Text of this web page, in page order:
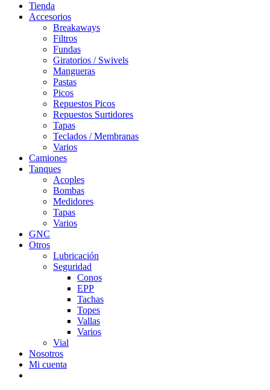
Tienda
Accesorios
Breakaways
Filtros
Fundas
Giratorios / Swivels
Mangueras
Pastas
Picos
Repuestos Picos
Repuestos Surtidores
Tapas
Teclados / Membranas
Varios
Camiones
Tanques
Acoples
Bombas
Medidores
Tapas
Varios
GNC
Otros
Lubricación
Seguridad
Conos
EPP
Tachas
Topes
Vallas
Varios
Vial
Nosotros
Mi cuenta